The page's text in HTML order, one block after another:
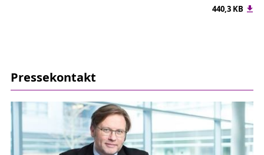
440,3 KB
Pressekontakt